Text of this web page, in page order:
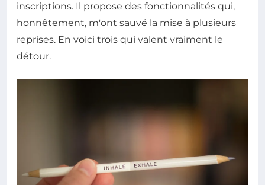
inscriptions. Il propose des fonctionnalités qui,
honnêtement, m'ont sauvé la mise à plusieurs
reprises. En voici trois qui valent vraiment le
détour.